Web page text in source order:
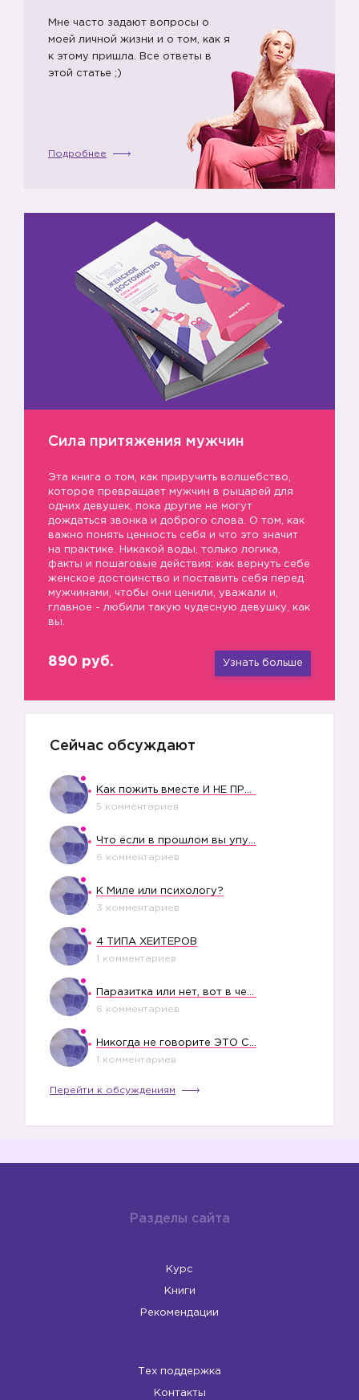
Мне часто задают вопросы о
моей личной жизни и о том, как я
к этому пришла. Все ответы в
этой статье ;)
Подробнее
Сила притяжения мужчин
Эта книга о том, как приручить волшебство,
которое превращает мужчин в рыцарей для
одних девушек, пока другие не могут
дождаться звонка и доброго слова. О том, как
важно понять ценность себя и что это значит
на практике. Никакой воды, только логика,
факты и пошаговые действия: как вернуть себе
женское достоинство и поставить себя перед
мужчинами, чтобы они ценили, уважали и,
главное - любили такую чудесную девушку, как
вы.
890 руб. Узнать больше
Сейчас обсуждают
5 комментариев
6 комментариев
К Миле или психологу?
3 комментариев
4 ТИПА ХЕЙТЕРОВ
1 комментариев
6 комментариев
1 комментариев
Перейти к обсуждениям
Разделы сайта
Курс
Книги
Рекомендации
Тех поддержка
Контакты